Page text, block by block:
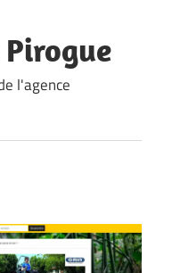
Pirogue
l'agence